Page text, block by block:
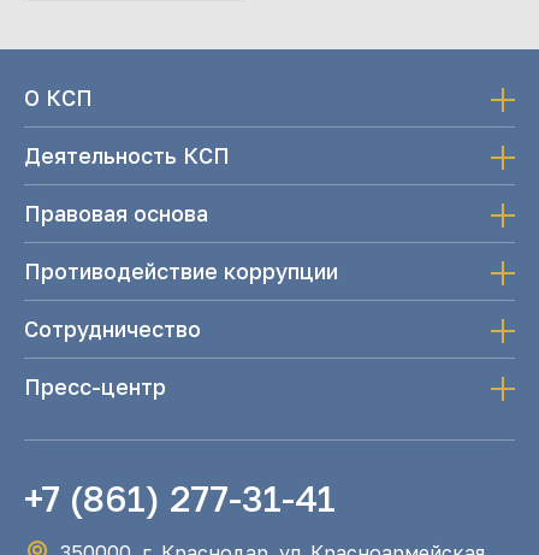
О КСП
Деятельность КСП
Правовая основа
Противодействие коррупции
Сотрудничество
Пресс-центр
+7 (861) 277-31-41